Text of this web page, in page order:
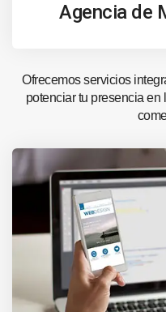
Agencia de
Ofrecemos servicios
potenciar tu presencia